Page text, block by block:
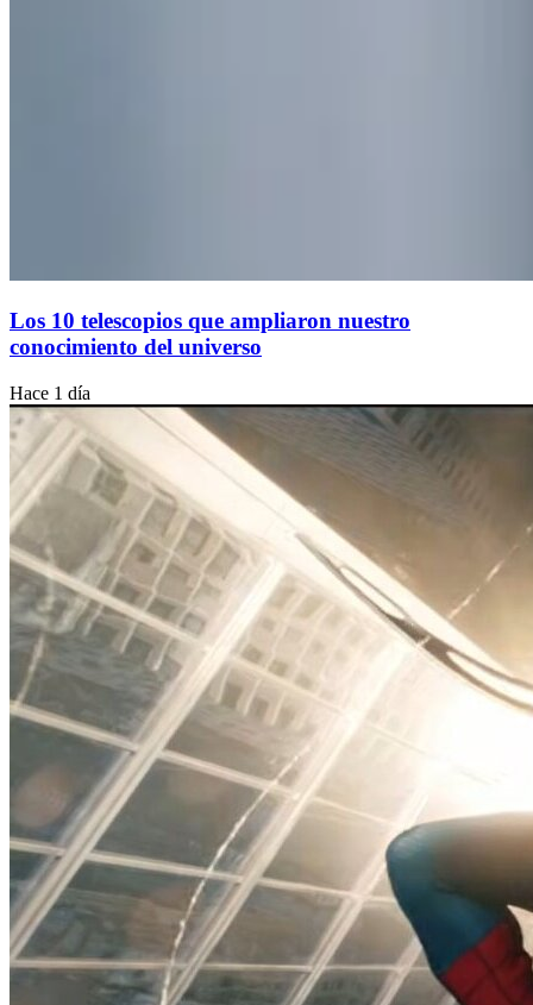
Los 10 telescopios que ampliaron nuestro
conocimiento del universo
Hace 1 día